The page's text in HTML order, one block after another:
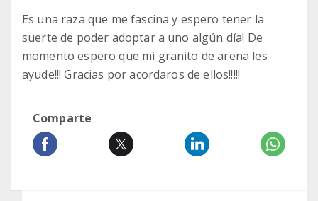
Es una raza que me fascina y espero tener la
suerte de poder adoptar a uno algún día! De
momento espero que mi granito de arena les
ayude!!! Gracias por acordaros de ellos!!!!!
Comparte